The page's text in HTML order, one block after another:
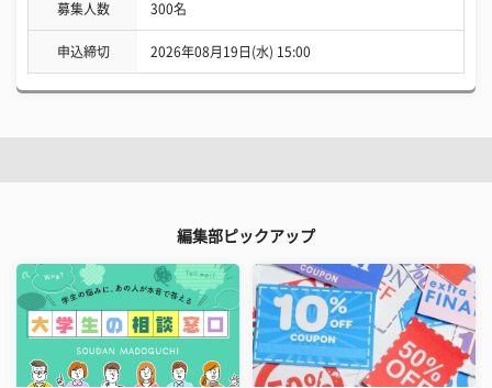
募集人数 300名
申込締切 2026年08月19日(水) 15:00
編集部ピックアップ